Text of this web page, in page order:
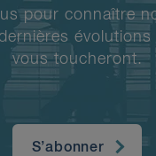
pour connaître
vous toucheront.
S’abonner